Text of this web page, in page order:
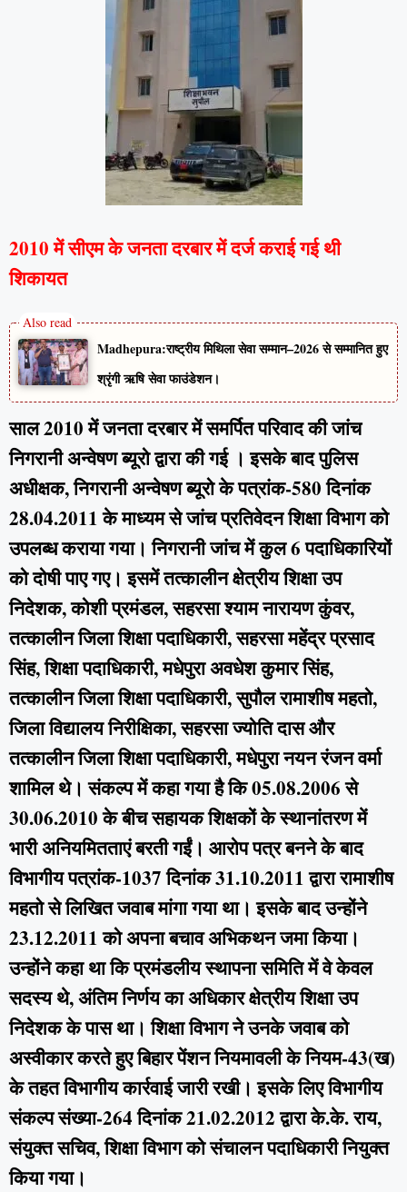
2010 में सीएम के जनता दरबार में दर्ज कराई गई थी
शिकायत
Madhepura:राष्ट्रीय मिथिला सेवा सम्मान–2026 से सम्मानित हुए
श्रृंगी ऋषि सेवा फाउंडेशन।
साल 2010 में जनता दरबार में समर्पित परिवाद की जांच
निगरानी अन्वेषण ब्यूरो द्वारा की गई । इसके बाद पुलिस
अधीक्षक, निगरानी अन्वेषण ब्यूरो के पत्रांक-580 दिनांक
28.04.2011 के माध्यम से जांच प्रतिवेदन शिक्षा विभाग को
उपलब्ध कराया गया। निगरानी जांच में कुल 6 पदाधिकारियों
को दोषी पाए गए। इसमें तत्कालीन क्षेत्रीय शिक्षा उप
निदेशक, कोशी प्रमंडल, सहरसा श्याम नारायण कुंवर,
तत्कालीन जिला शिक्षा पदाधिकारी, सहरसा महेंद्र प्रसाद
सिंह, शिक्षा पदाधिकारी, मधेपुरा अवधेश कुमार सिंह,
तत्कालीन जिला शिक्षा पदाधिकारी, सुपौल रामाशीष महतो,
जिला विद्यालय निरीक्षिका, सहरसा ज्योति दास और
तत्कालीन जिला शिक्षा पदाधिकारी, मधेपुरा नयन रंजन वर्मा
शामिल थे। संकल्प में कहा गया है कि 05.08.2006 से
30.06.2010 के बीच सहायक शिक्षकों के स्थानांतरण में
भारी अनियमितताएं बरती गईं। आरोप पत्र बनने के बाद
विभागीय पत्रांक-1037 दिनांक 31.10.2011 द्वारा रामाशीष
महतो से लिखित जवाब मांगा गया था। इसके बाद उन्होंने
23.12.2011 को अपना बचाव अभिकथन जमा किया।
उन्होंने कहा था कि प्रमंडलीय स्थापना समिति में वे केवल
सदस्य थे, अंतिम निर्णय का अधिकार क्षेत्रीय शिक्षा उप
निदेशक के पास था। शिक्षा विभाग ने उनके जवाब को
अस्वीकार करते हुए बिहार पेंशन नियमावली के नियम-43(ख)
के तहत विभागीय कार्रवाई जारी रखी। इसके लिए विभागीय
संकल्प संख्या-264 दिनांक 21.02.2012 द्वारा के.के. राय,
संयुक्त सचिव, शिक्षा विभाग को संचालन पदाधिकारी नियुक्त
किया गया।